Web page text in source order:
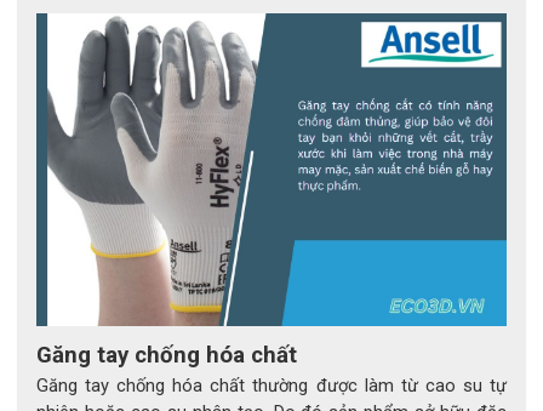
Chỉ thị châu Âu 89/686 / EEC
EN 420: 2003 + A1: 2009
EN 388: 2003: 4121
EN 388: 2016: 3121A
Găng tay chống hóa chất
Găng tay chống hóa chất thường được làm từ cao su tự